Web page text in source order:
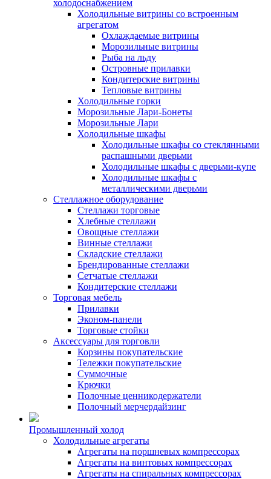
холодоснабжением
Холодильные витрины со встроенным
агрегатом
Охлаждаемые витрины
Морозильные витрины
Рыба на льду
Островные прилавки
Кондитерские витрины
Тепловые витрины
Холодильные горки
Морозильные Лари-Бонеты
Морозильные Лари
Холодильные шкафы
Холодильные шкафы со стеклянными
распашными дверьми
Холодильные шкафы с дверьми-купе
Холодильные шкафы с
металлическими дверьми
Стеллажное оборудование
Стеллажи торговые
Хлебные стеллажи
Овощные стеллажи
Винные стеллажи
Складские стеллажи
Брендированные стеллажи
Сетчатые стеллажи
Кондитерские стеллажи
Торговая мебель
Прилавки
Эконом-панели
Торговые стойки
Аксессуары для торговли
Корзины покупательские
Тележки покупательские
Суммочные
Крючки
Полочные ценникодержатели
Полочный мерчердайзинг
Промышленный холод
Холодильные агрегаты
Агрегаты на поршневых компрессорах
Агрегаты на винтовых компрессорах
Агрегаты на спиральных компрессорах